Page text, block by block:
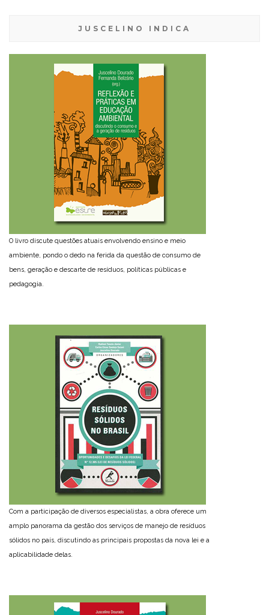
JUSCELINO INDICA
O livro discute questões atuais envolvendo ensino e meio
ambiente, pondo o dedo na ferida da questão de consumo de
bens, geração e descarte de resíduos, políticas públicas e
pedagogia.
Com a participação de diversos especialistas, a obra oferece um
amplo panorama da gestão dos serviços de manejo de resíduos
sólidos no país, discutindo as principais propostas da nova lei e a
aplicabilidade delas.